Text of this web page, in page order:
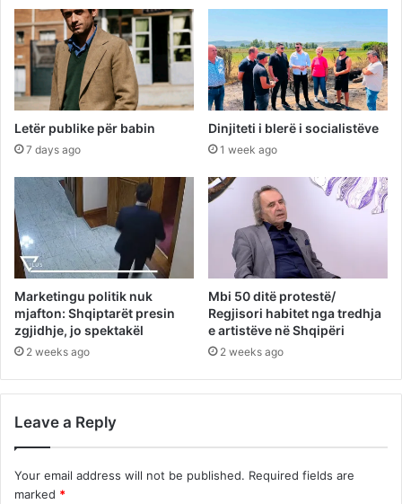
Letër publike për babin
7 days ago
Dinjiteti i blerë i socialistëve
1 week ago
Marketingu politik nuk
mjafton: Shqiptarët presin
zgjidhje, jo spektakël
2 weeks ago
Mbi 50 ditë protestë/
Regjisori habitet nga tredhja
e artistëve në Shqipëri
2 weeks ago
Leave a Reply
Your email address will not be published. Required fields are
marked *